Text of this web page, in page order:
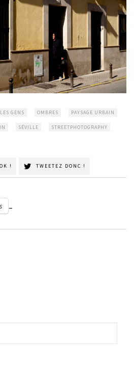
LES GENS OMBRES PAYSAGE URBAIN
SÉVILLE STREETPHOTOGRAPHY
! TWEETEZ DONC !